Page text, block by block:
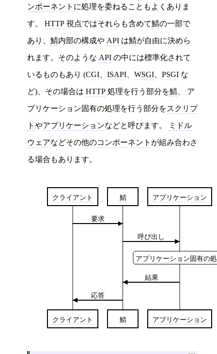
ンポーネント に処理を委ねることもよくありま
す。 HTTP 視点ではそれらも含めて鯖の一部で
あり、 鯖内部の構成や API は鯖が自由に決めら
れます。そのような API の中には標準化されて
いるものもあり (CGI ISAPI WSGI PSGI な
ど)、その場合は HTTP 処理を行う部分を鯖 、 ア
プリケーション固有の処理を行う部分をスクリプ
ト やアプリケーションなどと呼びます。 ミドル
ウェアなどその他のコンポーネント が組み合わさ
る場合もあります。
クライアント
クライアント
鯖
鯖
アプリケーション
アプリケーション
要求
呼び出し
アプリケーション固有の
結果
応答